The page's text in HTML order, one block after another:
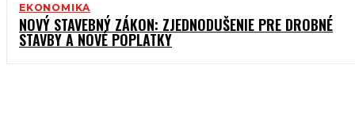
EKONOMIKA
NOVÝ STAVEBNÝ ZÁKON: ZJEDNODUŠENIE PRE DROBNÉ
STAVBY A NOVÉ POPLATKY